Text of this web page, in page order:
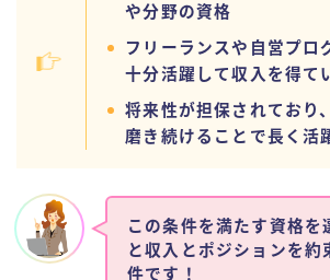
や分野の資格
フリーランスや自営プロ
十分活躍して収入を得て
将来性が担保されており
磨き続けることで長く活
この条件を満たす資格を
と収入とポジションを約
件です！